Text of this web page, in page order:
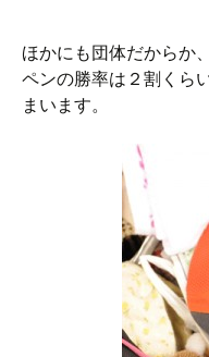
ほかにも団体だからか
ペンの勝率は２割くら
まいます。